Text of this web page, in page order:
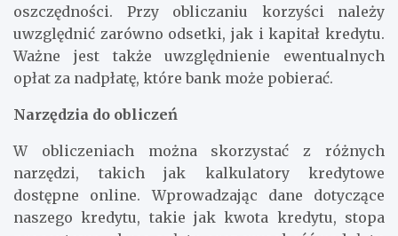
oszczędności. Przy obliczaniu korzyści należy
uwzględnić zarówno odsetki, jak i kapitał kredytu.
Ważne jest także uwzględnienie ewentualnych
opłat za nadpłatę, które bank może pobierać.
Narzędzia do obliczeń
W obliczeniach można skorzystać z różnych
narzędzi, takich jak kalkulatory kredytowe
dostępne online. Wprowadzając dane dotyczące
naszego kredytu, takie jak kwota kredytu, stopa